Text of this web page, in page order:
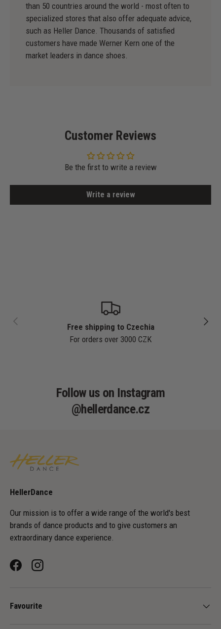
than 50 countries around the world - most often to
specialized stores that also offer adequate advice,
such as Heller Dance. Thousands of satisfied
customers have made Werner Kern one of the
market leaders in dance shoes.
Customer Reviews
Be the first to write a review
Write a review
PREVIOUS NEXT
Free shipping to Czechia
For orders over 3000 CZK
Follow us on Instagram
@hellerdance.cz
HellerDance
Our mission is to offer a wide range of the world's best
brands of dance products and to give customers an
extraordinary dance experience.
FacebookInstagram
Favourite